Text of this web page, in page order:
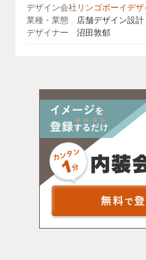
デザイン会社リンゴボーイデ
業種・業態
店舗デザイン設計
デザイナー
沼田敦郁